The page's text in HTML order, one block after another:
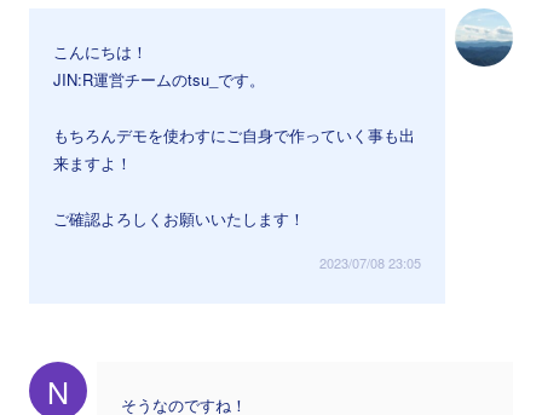
こんにちは！
JIN:R運営チームのtsu_です。
もちろんデモを使わすにご自身で作っていく事も出
来ますよ！
ご確認よろしくお願いいたします！
2023/07/08 23:05
N そうなのですね！